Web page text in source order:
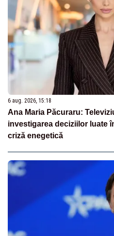
6 aug. 2026, 15:18
Ana Maria Păcuraru:
investigarea deciziilor luate
criză enegetică